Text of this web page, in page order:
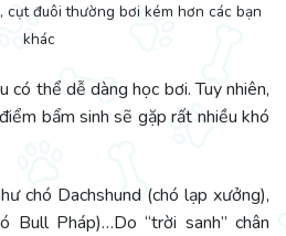
đuôi thường bơi kém hơn các bạn
khác
có thể dễ dàng học bơi. Tuy nhiên,
bẩm sinh sẽ gặp rất nhiều khó
chó Dachshund (chó lạp xưởng),
Bull Pháp)…Do “trời sanh” chân